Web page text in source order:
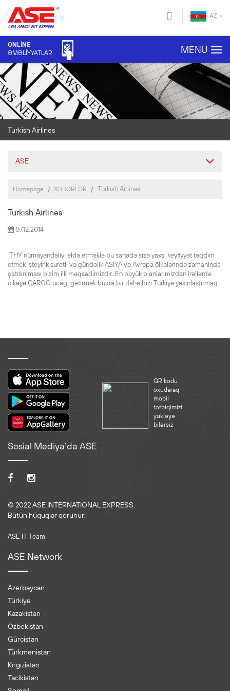
AZ
MENU
ONLİNE
ƏMƏLİYYATLAR
Turkish Airlines
ASE
Homepage XƏBƏRLƏR Turkish Airlines
Turkish Airlines
07.12.2014
THY nümayəndəliyi eldə etməklə bu sahədə sizə yaxşı keyfiyyət təqdim
etmek isteyirik suretli və gündəlik ASİYA və Avropa ölkələrində zamaninda
çatdırılması bizim ilk məqsədimizdir. En boyük planlarimizdan irəllərdə
ölkəyə CARGO ucagi getirmek.bu da bir daha bizi Turkiye yaxinlastirmaq.
QR kodu
oxudaraq
mobil
tətbiqimizi
yükləyə
bilərsiz
Sosial Mediya’da ASE
© 2022 ASE INTERNATIONAL EXPRESS.
Bütün hüquqlar qorunur.
ASE IT Team
ASE Network
Azerbaycan
Türkiye
Kazakistan
Özbekistan
Gürcistan
Türkmenistan
Kırgızistan
Tacikistan